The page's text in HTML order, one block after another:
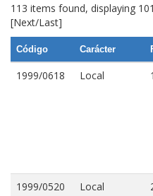
113 items found, displaying
[Next/Last]
Código Carácter
1999/0618 Local
1999/0520 Local